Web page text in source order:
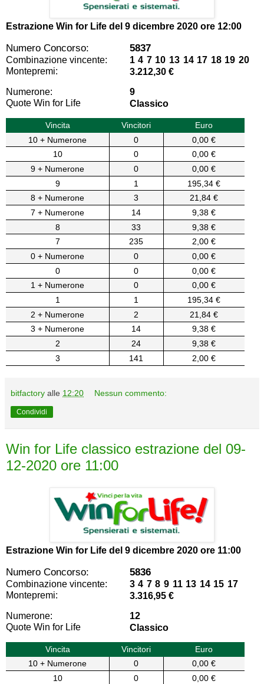
Estrazione Win for Life del 9 dicembre 2020 ore 12:00
Numero Concorso: 5837
Combinazione vincente:
1 4 7 10 13 14 17 18 19 20
Montepremi:
3.212,30 €
Numerone:
9
Quote Win for Life
Classico
Vincita Vincitori
Euro
10 + Numerone
0
0,00 €
10
0
0,00 €
9 + Numerone
0
0,00 €
9
1
195,34 €
8 + Numerone
3
21,84 €
7 + Numerone
14
9,38 €
8
33
9,38 €
7
235
2,00 €
0 + Numerone
0
0,00 €
0
0
0,00 €
1 + Numerone
0
0,00 €
1
1
195,34 €
2 + Numerone
2
21,84 €
3 + Numerone
14
9,38 €
2
24
9,38 €
3
141 2,00 €
bitfactory alle 12:20 Nessun commento:
Condividi
Win for Life classico estrazione del 09-
12-2020 ore 11:00
Estrazione Win for Life del 9 dicembre 2020 ore 11:00
Numero Concorso: 5836
Combinazione vincente:
3 4 7 8 9 11 13 14 15 17
Montepremi:
3.316,95 €
Numerone:
12
Quote Win for Life
Classico
Vincita Vincitori
Euro
10 + Numerone
0
0,00 €
10
0
0,00 €